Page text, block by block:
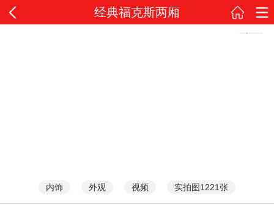
经典福克斯两厢
内饰 外观 视频 实拍图1221张